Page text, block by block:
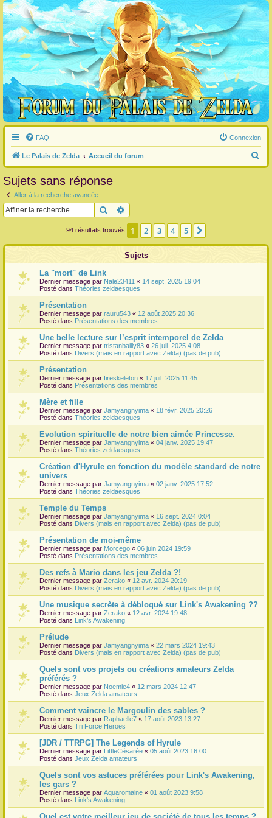
FAQ Connexion
Le Palais de Zelda Accueil du forum
e
c
Sujets sans réponse
Aller à la recherche avancée
Rechercher
94 résultats trouvés 1 2 3 4 5
Sujets
La "mort" de Link
Dernier message par Nale23411 « 14 sept. 2025 19:04
Posté dans Théories zeldaesques
Présentation
Dernier message par rauru543 « 12 août 2025 20:36
Posté dans Présentations des membres
Une belle lecture sur l’esprit intemporel de Zelda
Dernier message par tristanbailly83 « 26 juil. 2025 4:08
Posté dans Divers (mais en rapport avec Zelda) (pas de pub)
Présentation
Dernier message par fireskeleton « 17 juil. 2025 11:45
Posté dans Présentations des membres
Mère et fille
Dernier message par Jamyangnyima « 18 févr. 2025 20:26
Posté dans Théories zeldaesques
Evolution spirituelle de notre bien aimée Princesse.
Dernier message par Jamyangnyima « 04 janv. 2025 19:47
Posté dans Théories zeldaesques
Création d'Hyrule en fonction du modèle standard de notre
univers
Dernier message par Jamyangnyima « 02 janv. 2025 17:52
Posté dans Théories zeldaesques
Temple du Temps
Dernier message par Jamyangnyima « 16 sept. 2024 0:04
Posté dans Divers (mais en rapport avec Zelda) (pas de pub)
Présentation de moi-même
Dernier message par Morcego « 06 juin 2024 19:59
Posté dans Présentations des membres
Des refs à Mario dans les jeu Zelda ?!
Dernier message par Zerako « 12 avr. 2024 20:19
Posté dans Divers (mais en rapport avec Zelda) (pas de pub)
Une musique secrète à débloqué sur Link's Awakening ??
Dernier message par Zerako « 12 avr. 2024 19:48
Posté dans Link's Awakening
Prélude
Dernier message par Jamyangnyima « 22 mars 2024 19:43
Posté dans Divers (mais en rapport avec Zelda) (pas de pub)
Quels sont vos projets ou créations amateurs Zelda
préférés ?
Dernier message par Noemie4 « 12 mars 2024 12:47
Posté dans Jeux Zelda amateurs
Comment vaincre le Margoulin des sables ?
Dernier message par Raphaelle7 « 17 août 2023 13:27
Posté dans Tri Force Heroes
[JDR / TTRPG] The Legends of Hyrule
Dernier message par LittleCésarée « 05 août 2023 16:00
Posté dans Jeux Zelda amateurs
Quels sont vos astuces préférées pour Link's Awakening,
les gars ?
Dernier message par Aquaromaine « 01 août 2023 9:58
Posté dans Link's Awakening
Quel est votre meilleur jeu de société de tous les temps ?